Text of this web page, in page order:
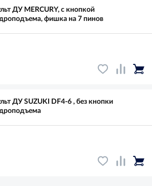
ДУ MERCURY, с кнопкой
фишка на 7 пинов
ДУ SUZUKI DF4-6 , без кнопки